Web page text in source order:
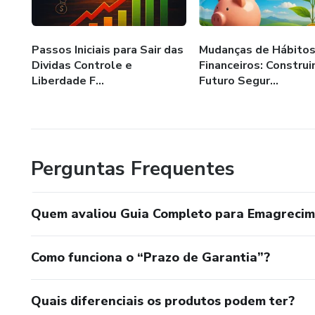
clareza, equilíbrio e
Você aprenderá a
Cada capítulo foi
🌱 Emagreça sem
Passos Iniciais para Sair das
Dividas Controle e
Liberdade F...
Mudanças de Hábitos
Financeiros:
Futuro Segur...
Perguntas Frequentes
Quem avaliou Guia Completo para
Como funciona o “Prazo de Garantia”?
Quais diferenciais os produtos podem ter?